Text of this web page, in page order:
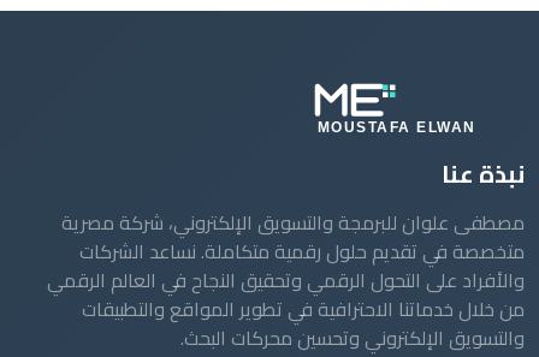
نبذة عنا
مصطفى علوان للبرمجة والتسويق الإلكتروني، شركة مصرية
متخصصة في تقديم حلول رقمية متكاملة. نساعد الشركات
والأفراد على التحول الرقمي وتحقيق النجاح في العالم الرقمي
من خلال خدماتنا الاحترافية في تطوير المواقع والتطبيقات
والتسويق الإلكتروني وتحسين محركات البحث.